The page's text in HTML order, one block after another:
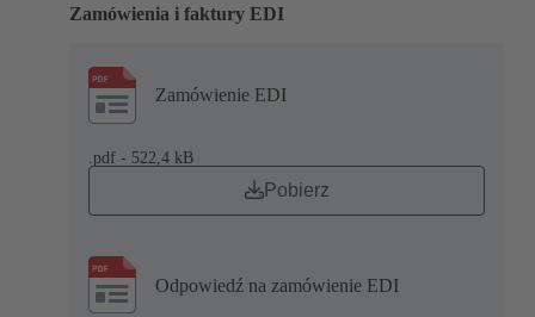
Zamówienia i faktury EDI
Zamówienie EDI
.pdf - 522,4 kB
Pobierz
Odpowiedź na zamówienie EDI